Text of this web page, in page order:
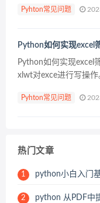
全部或部分。 3,常用的
Pyhton常见问题
Python如何实现excel
Python如何实现excel
xlwt对exce进行写操作
Pyhton常见问题
热门文章
1 python小白入门
2 python 从PDF中